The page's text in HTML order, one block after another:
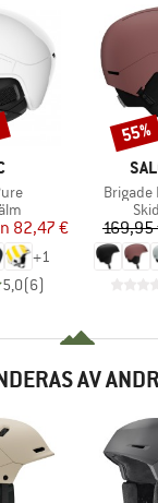
pris
82,47 €
+1
5,0(6)
Brigade
169,95
55%
AV